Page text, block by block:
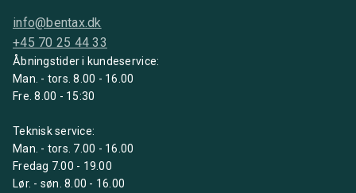
info@bentax.dk
+45 70 25 44 33
Åbningstider i kundeservice:
Man. - tors. 8.00 - 16.00
Fre. 8.00 - 15:30
Teknisk service:
Man. - tors. 7.00 - 16.00
Fredag 7.00 - 19.00
Lør. - søn. 8.00 - 16.00